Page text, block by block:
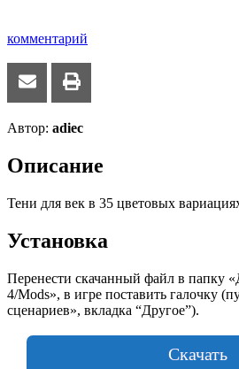
комментарий
Автор: adiec
Описание
Тени для век в 35 цветовых
Установка
Перенести скачанный файл в папку
4/Mods», в игре поставить галочку
сценариев», вкладка “Другое”).
Скачать